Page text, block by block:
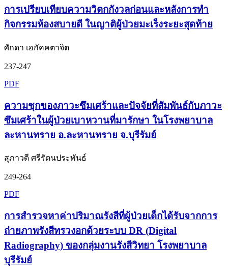
การเปรียบเทียบความวิตกกังวลก่อนและหลังการทำ
กิจกรรมห้องสบายดี ในญาติผู้ป่วยมะเร็งระยะสุดท้าย
ศักดา เอกัคคตาจิต
237-247
PDF
ความชุกของภาวะซึมเศร้าและปัจจัยที่สัมพันธ์กับภาวะ
ซึมเศร้าในผู้ป่วยเบาหวานที่มารักษา ในโรงพยาบาล
ละหานทราย อ.ละหานทราย จ.บุรีรัมย์
สุภาวดี ศรีรัตนประพันธ์
249-264
PDF
การสำรวจหาค่าปริมาณรังสีที่ผู้ป่วยเด็กได้รับจากการ
ถ่ายภาพรังสีทรวงอกด้วยระบบ DR (Digital
Radiography) ของกลุ่มงานรังสีวิทยา โรงพยาบาล
บุรีรัมย์